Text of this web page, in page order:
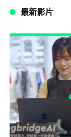
最新影片